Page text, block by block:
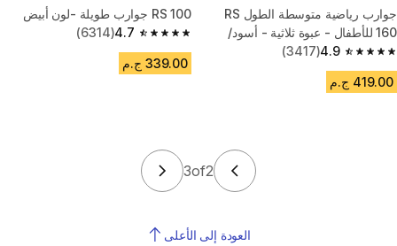
جوارب رياضية متوسطة الطول RS
160 للأطفال - عبوة ثلاثية - أسود/
رمادي
4.9
4.9 out of 5 stars from 3417 reviews
(3417)
419.00 ج.م
RS 100 جوارب طويلة -لون أبيض
4.7
4.7 out of 5 stars from 6314 reviews
(6314)
339.00 ج.م
2
of
3
العودة إلى الأعلى